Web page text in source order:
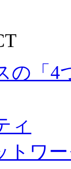
の「4
ィ
トワ